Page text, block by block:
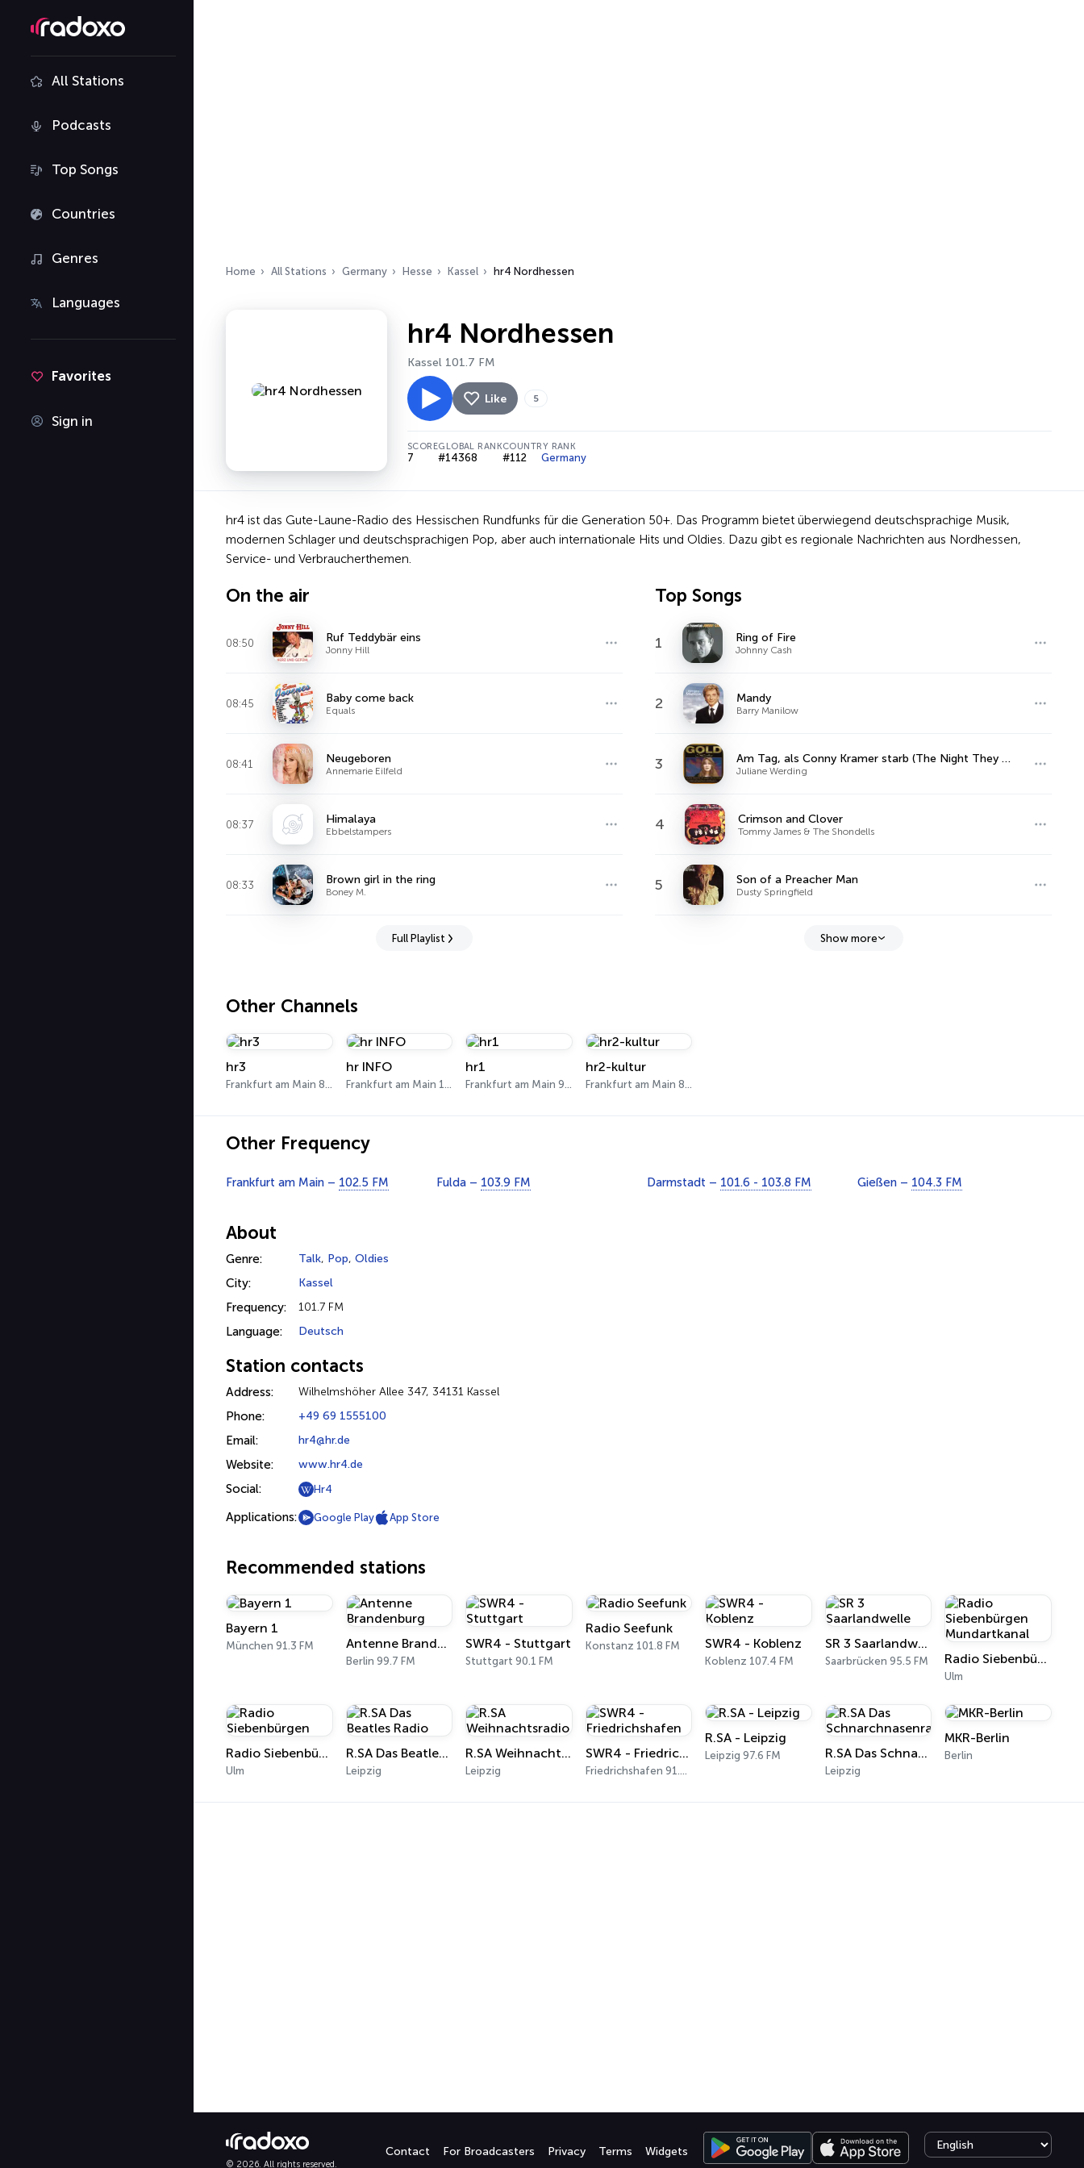
All Stations
Podcasts
Top Songs
Countries
Genres
Languages
Favorites
Sign in
Home All Stations Germany Hesse Kassel hr4 Nordhessen
hr4 Nordhessen
Kassel 101.7 FM
Like 5
SCORE
7
GLOBAL RANK
#14368
COUNTRY RANK
#112 Germany
hr4 ist das Gute-Laune-Radio des Hessischen Rundfunks für die Generation 50+. Das Programm bietet überwiegend deutschsprachige Musik,
modernen Schlager und deutschsprachigen Pop, aber auch internationale Hits und Oldies. Dazu gibt es regionale Nachrichten aus Nordhessen,
Service- und Verbraucherthemen.
On the air
08:50 Ruf Teddybär eins
Jonny Hill
08:45 Baby come back
Equals
08:41 Neugeboren
Annemarie Eilfeld
08:37 Himalaya
Ebbelstampers
08:33 Brown girl in the ring
Boney M.
Full Playlist
Top Songs
1 Ring of Fire
Johnny Cash
2 Mandy
Barry Manilow
3 Am Tag, als Conny Kramer starb (The Night They Drove Old Dixie Down)
Juliane Werding
4 Crimson and Clover
Tommy James & The Shondells
5 Son of a Preacher Man
Dusty Springfield
Show more
Other Channels
hr3
Frankfurt am Main 89.3 FM
hr INFO
Frankfurt am Main 103.9 FM
hr1
Frankfurt am Main 94.4 FM
hr2-kultur
Frankfurt am Main 87.9 - 96.7 FM
Other Frequency
Frankfurt am Main – 102.5 FM Fulda – 103.9 FM Darmstadt – 101.6 - 103.8 FM Gießen – 104.3 FM
About
Genre: Talk, Pop, Oldies
City: Kassel
Frequency: 101.7 FM
Language: Deutsch
Station contacts
Address: Wilhelmshöher Allee 347, 34131 Kassel
Phone: +49 69 1555100
Email: hr4@hr.de
Website: www.hr4.de
Social: Hr4
Applications: Google Play App Store
Recommended stations
Bayern 1
München 91.3 FM Antenne Brandenburg
Berlin 99.7 FM
SWR4 - Stuttgart
Stuttgart 90.1 FM
Radio Seefunk
Konstanz 101.8 FM SWR4 - Koblenz
Koblenz 107.4 FM
SR 3 Saarlandwelle
Saarbrücken 95.5 FM Radio Siebenbürgen Mundartkanal
Ulm
Radio Siebenbürgen
Ulm
R.SA Das Beatles Radio
Leipzig
R.SA Weihnachtsradio
Leipzig
SWR4 - Friedrichshafen
Friedrichshafen 91.2 FM
R.SA - Leipzig
Leipzig 97.6 FM R.SA Das Schnarchnasenradio
Leipzig
MKR-Berlin
Berlin
© 2026. All rights reserved.
Contact For Broadcasters Privacy Terms Widgets
Select language